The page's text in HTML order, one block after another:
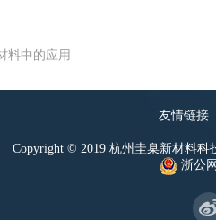
料中的应用
友情链接
Copyright © 2019 杭州圭臬新材料科
浙公